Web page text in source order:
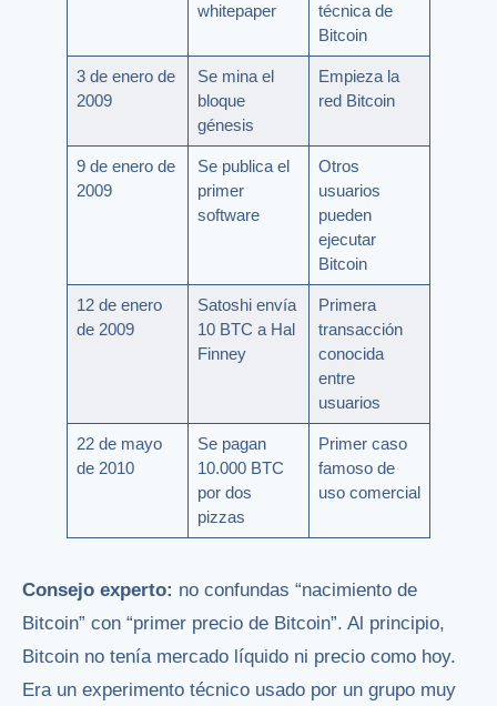
whitepaper
técnica de
Bitcoin
3 de enero de
2009
Se mina el
bloque
génesis
Empieza la
red Bitcoin
9 de enero de
2009
Se publica el
primer
software
Otros
usuarios
pueden
ejecutar
Bitcoin
12 de enero
de 2009
Satoshi envía
10 BTC a Hal
Finney
Primera
transacción
conocida
entre
usuarios
22 de mayo
de 2010
Se pagan
10.000 BTC
por dos
pizzas
Primer caso
famoso de
uso comercial
Consejo experto: no confundas “nacimiento de
Bitcoin” con “primer precio de Bitcoin”. Al principio,
Bitcoin no tenía mercado líquido ni precio como hoy.
Era un experimento técnico usado por un grupo muy